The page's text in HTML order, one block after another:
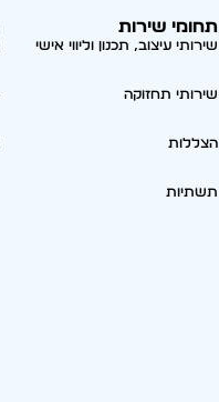
תחומי שירות
שירותי עיצוב, תכנון וליווי אישי
שירותי תחזוקה
הצללות
תשתיות